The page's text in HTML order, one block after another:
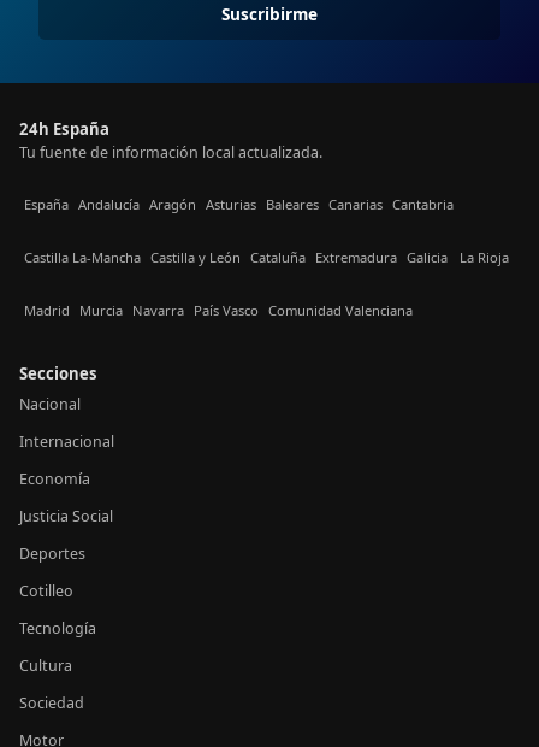
Suscribirme
24h España
Tu fuente de información local actualizada.
España Andalucía Aragón Asturias Baleares Canarias Cantabria
Castilla La-Mancha Castilla y León Cataluña Extremadura Galicia La Rioja
Madrid Murcia Navarra País Vasco Comunidad Valenciana
Secciones
Nacional
Internacional
Economía
Justicia Social
Deportes
Cotilleo
Tecnología
Cultura
Sociedad
Motor